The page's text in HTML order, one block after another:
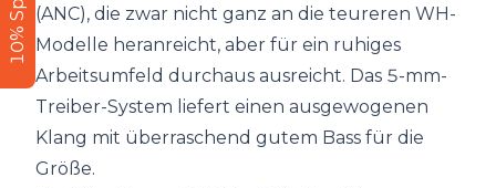
(ANC), die zwar nicht ganz an die teureren WH-
Modelle heranreicht, aber für ein ruhiges
Arbeitsumfeld durchaus ausreicht. Das 5-mm-
Treiber-System liefert einen ausgewogenen
Klang mit überraschend gutem Bass für die
Größe.